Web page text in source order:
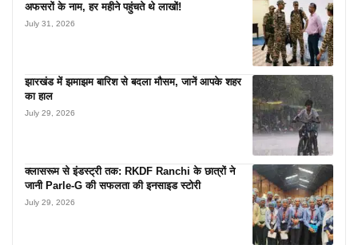
अफसरों के नाम, हर महीने पहुंचते थे लाखों!
July 31, 2026
झारखंड में झमाझम बारिश से बदला मौसम, जानें आपके शहर
का हाल
July 29, 2026
क्लासरूम से इंडस्ट्री तक: RKDF Ranchi के छात्रों ने
जानी Parle-G की सफलता की इनसाइड स्टोरी
July 29, 2026